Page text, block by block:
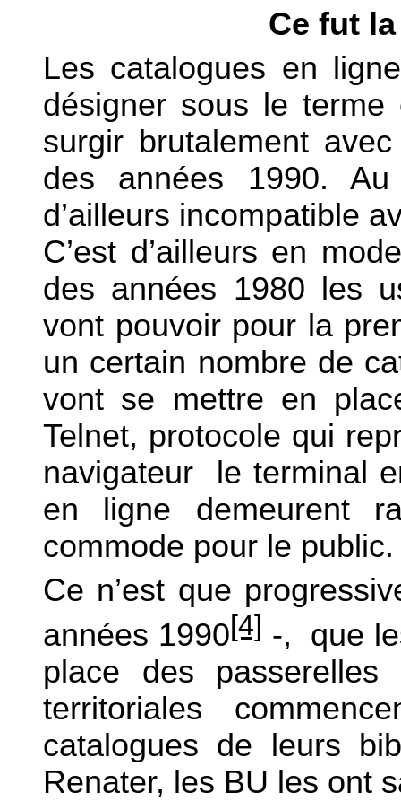
Ce fut
Les catalogues en
désigner sous le terme
surgir brutalement
des années 1990.
d’ailleurs incompatible
C’est d’ailleurs en
des années 1980 les
vont pouvoir pour la
un certain nombre de
vont se mettre en
Telnet, protocole qui
navigateur
le terminal
en ligne demeurent
commode pour le public.
Ce n’est que
années 1990[4] -,
que
place des
territoriales
catalogues de leurs
Renater, les BU les ont